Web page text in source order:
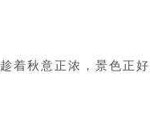
趁着秋意正浓，景色正